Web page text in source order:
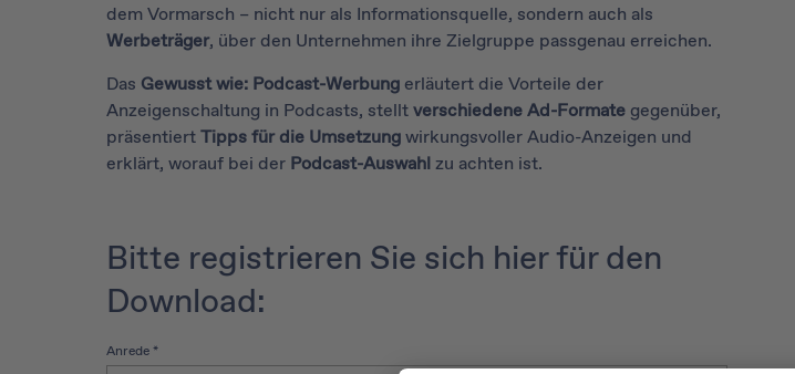
dem Vormarsch – nicht nur als Informationsquelle, sondern auch als
Werbeträger, über den Unternehmen ihre Zielgruppe passgenau erreichen.
Das Gewusst wie: Podcast-Werbung erläutert die Vorteile der
Anzeigenschaltung in Podcasts, stelltverschiedene Ad-Formate gegenüber,
präsentiertTipps für die Umsetzungwirkungsvoller Audio-Anzeigen und
erklärt, worauf bei der Podcast-Auswahlzu achten ist.
Bitte registrieren Sie sich hier für den
Download:
Anrede*